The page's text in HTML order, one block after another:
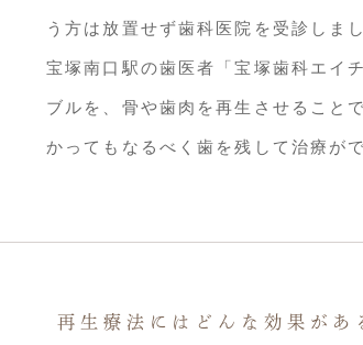
う方は放置せず歯科医院を受診しまし
宝塚南口駅の歯医者「宝塚歯科エイ
ブルを、骨や歯肉を再生させること
かってもなるべく歯を残して治療が
再生療法にはどんな効果があ